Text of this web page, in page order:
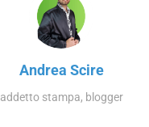
Andrea Scire
addetto stampa, blogger